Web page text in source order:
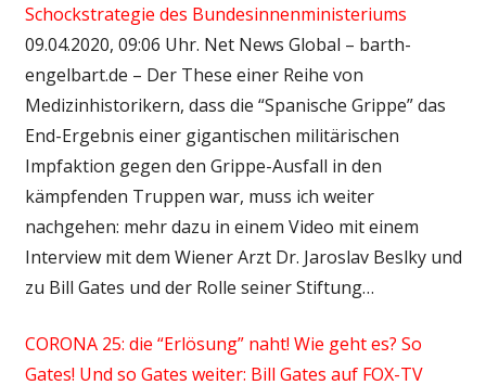
Schockstrategie des Bundesinnenministeriums
09.04.2020, 09:06 Uhr. Net News Global – barth-
engelbart.de – Der These einer Reihe von
Medizinhistorikern, dass die “Spanische Grippe” das
End-Ergebnis einer gigantischen militärischen
Impfaktion gegen den Grippe-Ausfall in den
kämpfenden Truppen war, muss ich weiter
nachgehen: mehr dazu in einem Video mit einem
Interview mit dem Wiener Arzt Dr. Jaroslav Beslky und
zu Bill Gates und der Rolle seiner Stiftung…
CORONA 25: die “Erlösung” naht! Wie geht es? So
Gates! Und so Gates weiter: Bill Gates auf FOX-TV